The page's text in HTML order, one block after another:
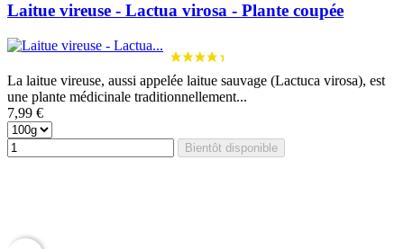
Laitue vireuse - Lactua virosa - Plante coupée
La laitue vireuse, aussi appelée laitue sauvage (Lactuca virosa), est
une plante médicinale traditionnellement...
7,99 €
Bientôt disponible